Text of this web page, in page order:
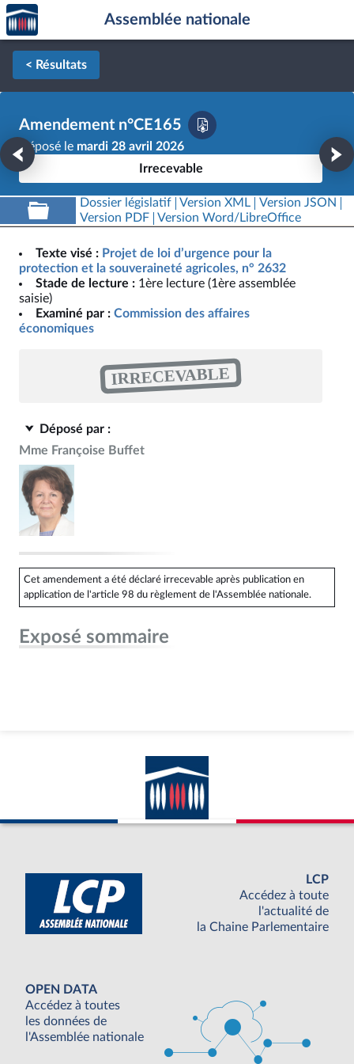
Aller au contenu
Aller en bas de la page
Accèder
à la
page
d'accueil
Assemblée nationale
< Résultats
Amendement n°CE165
Déposé le mardi 28 avril 2026
Irrecevable
Dossier législatif Version XML
Version JSON
Version PDF
Version Word/LibreOffice
Texte visé : Projet de loi d’urgence pour la
protection et la souveraineté agricoles, n° 2632
Stade de lecture : 1ère lecture (1ère assemblée
saisie)
Examiné par : Commission des affaires
économiques
IRRECEVABLE
Déposé par :
Mme Françoise Buffet
Cet amendement a été déclaré irrecevable après publication en
application de l'article 98 du règlement de l'Assemblée nationale.
Exposé sommaire
LCP
Accédez à toute
l'actualité de
la Chaine Parlementaire
OPEN DATA
Accédez à toutes
les données de
l'Assemblée nationale